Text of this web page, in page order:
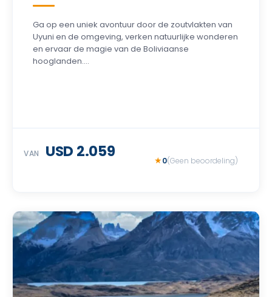
Ga op een uniek avontuur door de zoutvlakten van
Uyuni en de omgeving, verken natuurlijke wonderen
en ervaar de magie van de Boliviaanse
hooglanden....
VAN USD 2.059 0(Geen beoordeling)